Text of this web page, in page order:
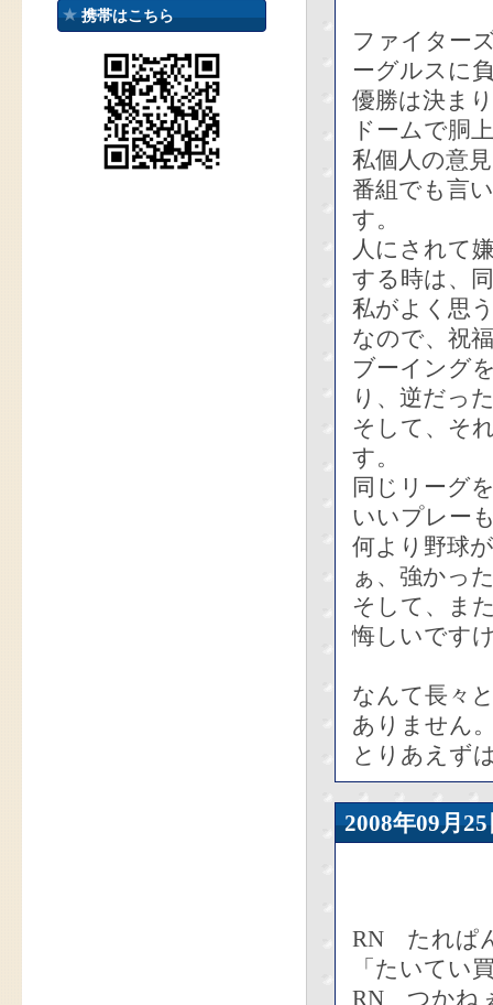
携帯はこちら
ファイター
ーグルスに
優勝は決ま
ドームで胴
私個人の意
番組でも言
す。
人にされて
する時は、
私がよく思
なので、祝
ブーイング
り、逆だっ
そして、そ
す。
同じリーグ
いいプレー
何より野球
ぁ、強かっ
そして、ま
悔しいです
なんて長々
ありません
とりあえず
2008年09
RN たれぱ
「たいてい
RN つかね